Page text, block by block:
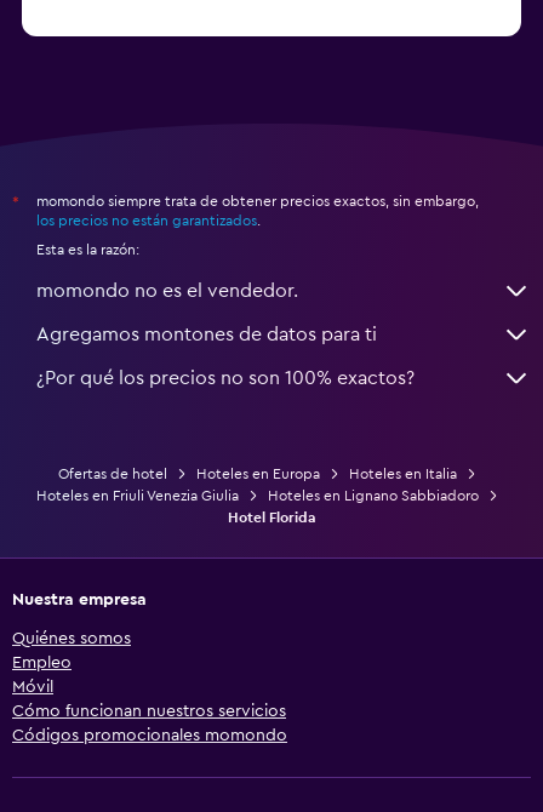
*
momondo siempre trata de obtener precios exactos, sin embargo,
los precios no están garantizados
Esta es la razón:
momondo no es el vendedor.
Agregamos montones de datos para ti
¿Por qué los precios no son 100% exactos?
Ofertas de hotel Hoteles en Europa
Hoteles en Italia
Hoteles en Friuli Venezia Giulia
Hoteles en Lignano Sabbiadoro
Hotel Florida
Nuestra empresa
Quiénes somos
Empleo
Móvil
Cómo funcionan nuestros servicios
Códigos promocionales momondo